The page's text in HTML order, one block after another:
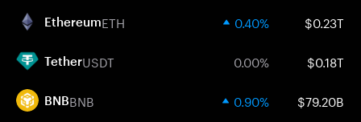
EthereumETH 0.40% $0.23T
TetherUSDT 0.00% $0.18T
BNBBNB 0.90% $79.20B